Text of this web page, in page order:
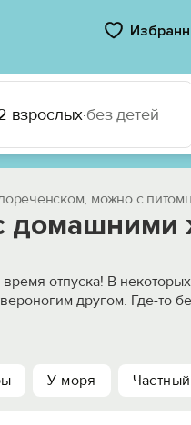
взрослых·без детей
можно с
отпуска! В
другом. Где-то
У моря